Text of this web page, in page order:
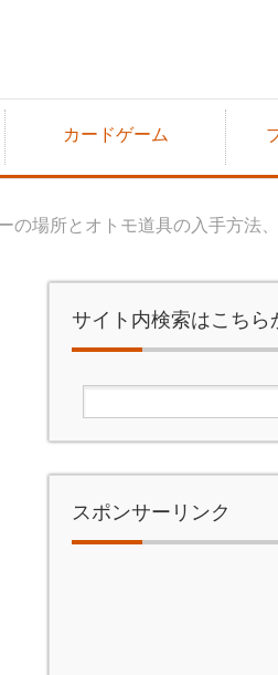
カードゲーム
の場所とオトモ道具の入手方法
サイト内検索はこちら
スポンサーリンク